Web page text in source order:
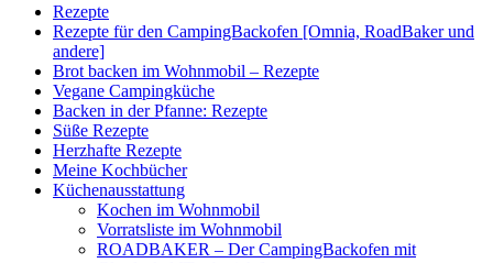
Rezepte
Rezepte für den CampingBackofen [Omnia, RoadBaker und
andere]
Brot backen im Wohnmobil – Rezepte
Vegane Campingküche
Backen in der Pfanne: Rezepte
Süße Rezepte
Herzhafte Rezepte
Meine Kochbücher
Küchenausstattung
Kochen im Wohnmobil
Vorratsliste im Wohnmobil
ROADBAKER – Der CampingBackofen mit